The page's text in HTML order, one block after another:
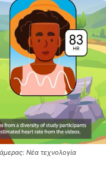
Νέα τεχνολογία